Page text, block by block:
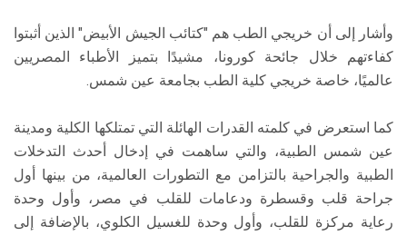
وأشار إلى أن خريجي الطب هم "كتائب الجيش الأبيض" الذين أثبتوا
كفاءتهم خلال جائحة كورونا، مشيدًا بتميز الأطباء المصريين
عالميًا، خاصة خريجي كلية الطب بجامعة عين شمس.
كما استعرض في كلمته القدرات الهائلة التي تمتلكها الكلية ومدينة
عين شمس الطبية، والتي ساهمت في إدخال أحدث التدخلات
الطبية والجراحية بالتزامن مع التطورات العالمية، من بينها أول
جراحة قلب وقسطرة ودعامات للقلب في مصر، وأول وحدة
رعاية مركزة للقلب، وأول وحدة للغسيل الكلوي، بالإضافة إلى